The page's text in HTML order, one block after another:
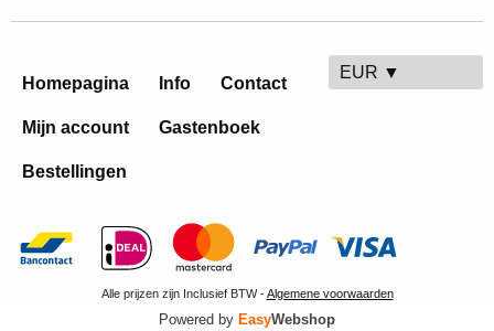
Homepagina Info Contact
Mijn account Gastenboek
Bestellingen
EUR ▼
Alle prijzen zijn Inclusief BTW -Algemene voorwaarden
Powered by EasyWebshop